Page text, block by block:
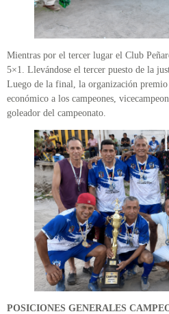
Mientras por el tercer lugar el Club
5×1. Llevándose el tercer puesto de la
Luego de la final, la organización
económico a los campeones,
goleador del campeonato.
POSICIONES GENERALES